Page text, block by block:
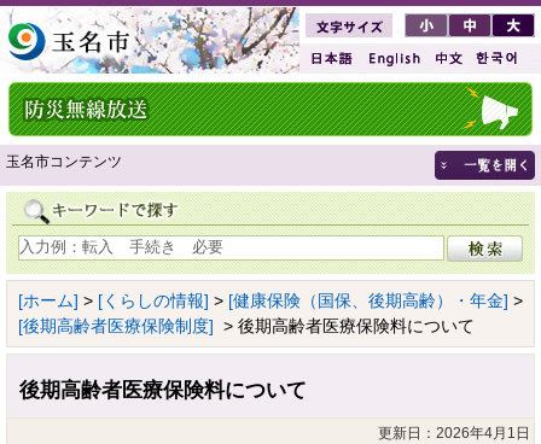
玉名市コンテンツ
[ホーム] > [くらしの情報] > [健康保険（国保、後期高齢）・年金] >
[後期高齢者医療保険制度] > 後期高齢者医療保険料について
後期高齢者医療保険料について
更新日：2026年4月1日